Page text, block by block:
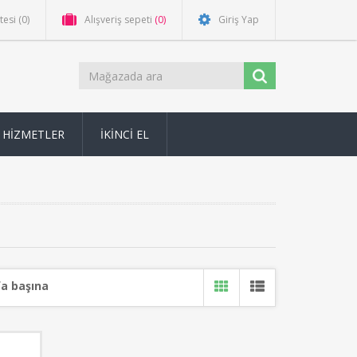
(0) Alışveriş sepeti (0) Giriş Yap
HİZMETLER İKİNCİ EL
başına